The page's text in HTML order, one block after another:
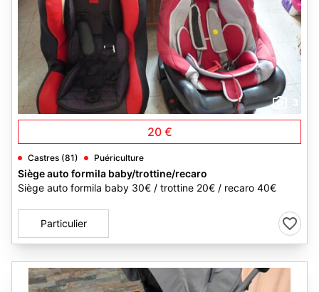
3
20 €
Castres (81) Puériculture
Siège auto formila baby/trottine/recaro
Siège auto formila baby 30€ / trottine 20€ / recaro 40€
Particulier